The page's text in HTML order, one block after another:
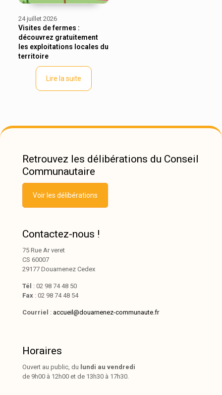
24 juillet 2026
Visites de fermes :
découvrez gratuitement
les exploitations locales du
territoire
Lire la suite
Retrouvez les délibérations du Conseil
Communautaire
Voir les délibérations
Contactez-nous !
75 Rue Ar veret
CS 60007
29177 Douarnenez Cedex
Tél : 02 98 74 48 50
Fax : 02 98 74 48 54
Courriel : accueil@douarnenez-communaute.fr
Horaires
Ouvert au public, du lundi au vendredi
de 9h00 à 12h00 et de 13h30 à 17h30.